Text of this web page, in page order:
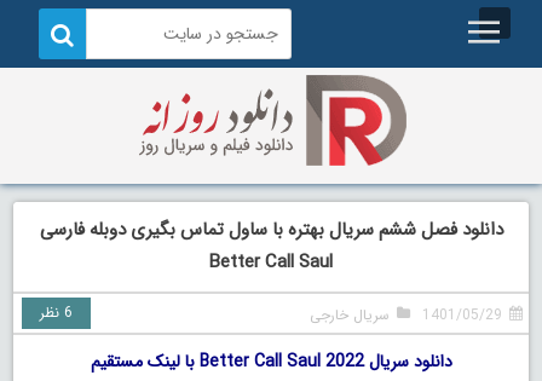
دانلود فصل ششم سریال بهتره با ساول تماس بگیری دوبله فارسی
Better Call Saul
1401/05/29 سریال خارجی 6 نظر
دانلود سریال Better Call Saul 2022 با لینک مستقیم